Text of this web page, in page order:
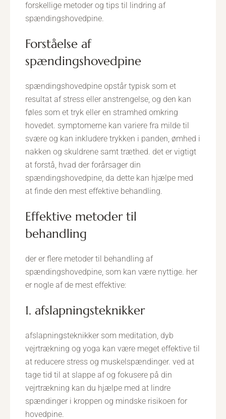
forskellige metoder og tips til lindring af
spændingshovedpine.
forståelse af
spændingshovedpine
spændingshovedpine opstår typisk som et
resultat af stress eller anstrengelse, og den kan
føles som et tryk eller en stramhed omkring
hovedet. symptomerne kan variere fra milde til
svære og kan inkludere trykken i panden, ømhed i
nakken og skuldrene samt træthed. det er vigtigt
at forstå, hvad der forårsager din
spændingshovedpine, da dette kan hjælpe med
at finde den mest effektive behandling.
effektive metoder til
behandling
der er flere metoder til behandling af
spændingshovedpine, som kan være nyttige. her
er nogle af de mest effektive:
1. afslapningsteknikker
afslapningsteknikker som meditation, dyb
vejrtrækning og yoga kan være meget effektive til
at reducere stress og muskelspændinger. ved at
tage tid til at slappe af og fokusere på din
vejrtrækning kan du hjælpe med at lindre
spændinger i kroppen og mindske risikoen for
hovedpine.